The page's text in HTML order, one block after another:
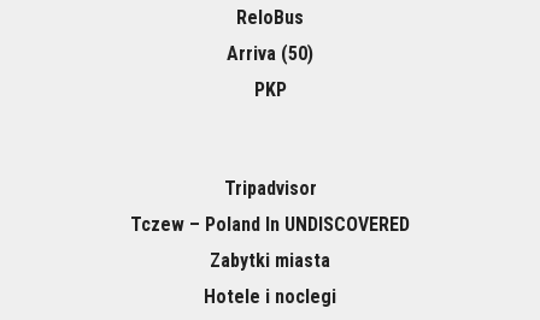
ReloBus
Arriva (50)
PKP
Tripadvisor
Tczew – Poland In UNDISCOVERED
Zabytki miasta
Hotele i noclegi